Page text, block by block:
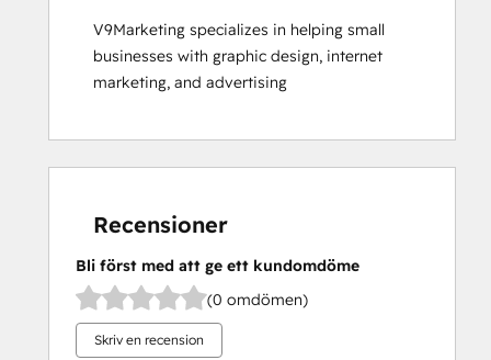
V9Marketing specializes in helping small
businesses with graphic design, internet
marketing, and advertising
Recensioner
Bli först med att ge ett kundomdöme
(0 omdömen)
Skriv en recension